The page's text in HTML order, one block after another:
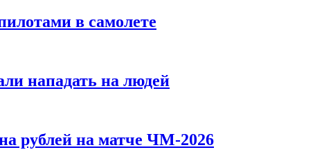
в самолете
нападать на людей
рублей на матче ЧМ-2026